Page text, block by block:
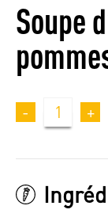
Soupe
- 1 +